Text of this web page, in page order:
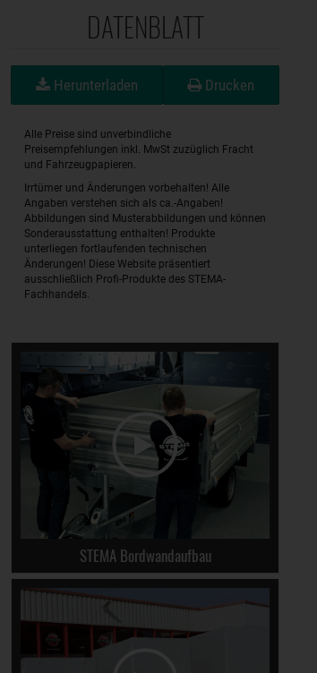
DATENBLATT
Herunterladen Drucken
Alle Preise sind unverbindliche
Preisempfehlungen inkl. MwSt zuzüglich Fracht
und Fahrzeugpapieren.
Irrtümer und Änderungen vorbehalten! Alle
Angaben verstehen sich als ca.-Angaben!
Abbildungen sind Musterabbildungen und können
Sonderausstattung enthalten! Produkte
unterliegen fortlaufenden technischen
Änderungen! Diese Website präsentiert
ausschließlich Profi-Produkte des STEMA-
Fachhandels.
STEMA Bordwandaufbau